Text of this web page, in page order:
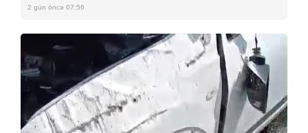
2 gün öncə 07:56